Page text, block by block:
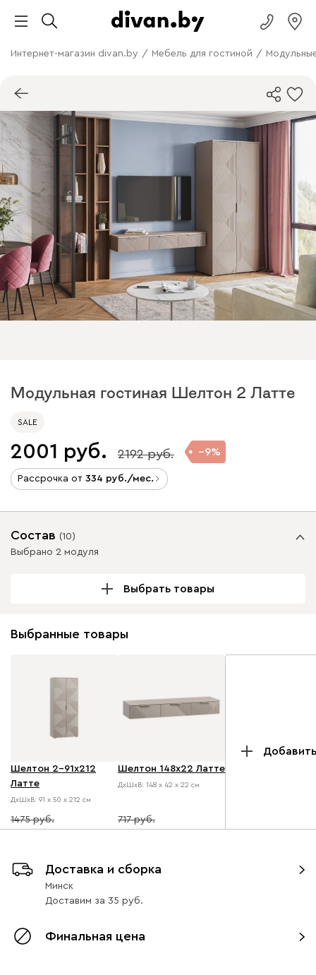
Интернет-магазин divan.by / Мебель для гостиной /
Модульная гостиная Шелтон 2 Латте
SALE
2001 2192 9
Рассрочка от 334 /мес.
Состав (10)
Выбрано 2 модуля
Выбрать товары
Выбранные товары
Шелтон 2-91x212
Латте
ДхШхВ: 91 х 50 х 212 см
1475
Шелтон 148x22 Латте
ДхШхВ: 148 х 42 х 22 см
717
Добавить
Доставка и сборка
Минск
Доставим за 35
Финальная цена